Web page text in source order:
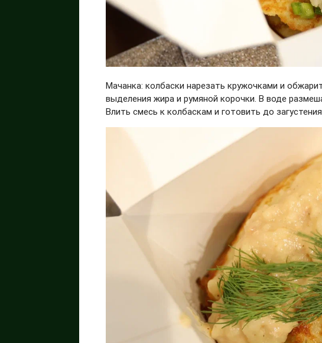
Мачанка: колбаски нарезать кружочками и
выделения жира и румяной корочки. В воде
Влить смесь к колбаскам и готовить до загустения.